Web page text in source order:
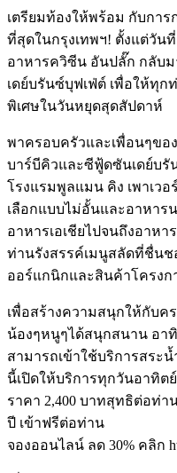
เตรียมท้องให้พร้อม กับกา
ที่สุดในกรุงเทพฯ! ตั้งแต่วัน
อาหารควิซีน อันปลั๊ก กลับ
เดย์บรันซ์บุฟเฟ่ต์ เพื่อให้ทุ
พิเศษในวันหยุดสุดสัปดาห์
พาครอบครัวและเพื่อนๆข
บาร์บีคิวและซีฟู้ดซันเดย์บ
โรงแรมพูลแมน คิง เพาเว
เลือกแบบไม่อั้นและอาหาร
อาหารเอเชียไปจนถึงอาห
ท่านรังสรรค์เมนูสลัดที่ชื่นช
ออร์แกนิกและสินค้าโครงก
เพื่อสร้างความสนุกให้กับค
น้องๆหนูๆได้สนุกสนาน อา
สามารถเข้าใช้บริการสระ
นี้เปิดให้บริการทุกวันอาทิตย์
ราคา 2,400 บาทสุทธิต่อท่า
ปี เข้าฟรีต่อท่าน
จองออนไลน์ ลด 30% คลิก